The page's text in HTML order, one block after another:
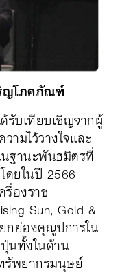
ญโภคภัณฑ์
รับเทียบเชิญจากผู้
ามไว้วางใจและ
ฐานะพันธมิตรที่
ยในปี 2566
องราช
Sun, Gold &
กย่องคุณูปการใน
นทั้งในด้าน
รัพยากรมนุษย์